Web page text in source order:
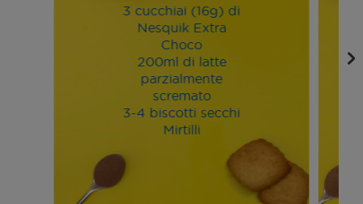
3 cucchiai (16g) di
Nesquik Extra
Choco
200ml di latte
parzialmente
scremato
3-4 biscotti secchi
Mirtilli